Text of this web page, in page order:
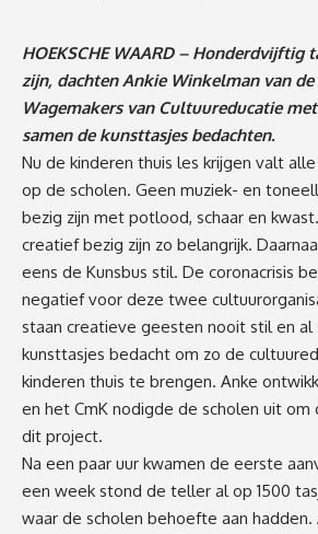
HOEKSCHE WAARD – Honderdvijftig
zijn, dachten Ankie Winkelman van
Wagemakers van Cultuureducatie
samen de kunsttasjes bedachten.
Nu de kinderen thuis les krijgen valt
op de scholen. Geen muziek- en
bezig zijn met potlood, schaar en
creatief bezig zijn zo belangrijk.
eens de Kunsbus stil. De coronacrisis
negatief voor deze twee
staan creatieve geesten nooit stil en al
kunsttasjes bedacht om zo de
kinderen thuis te brengen. Anke
en het CmK nodigde de scholen uit om
dit project.
Na een paar uur kwamen de eerste
een week stond de teller al op 1500
waar de scholen behoefte aan hadden.